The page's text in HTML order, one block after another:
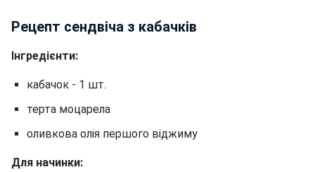
Рецепт сендвіча з кабачків
Інгредієнти:
кабачок - 1 шт.
терта моцарела
оливкова олія першого віджиму
Для начинки: